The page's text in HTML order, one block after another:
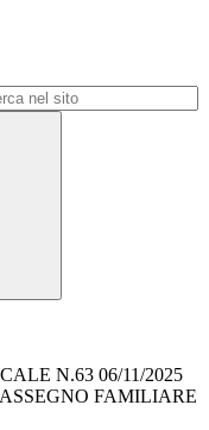
N.63 06/11/2025
FAMILIARE